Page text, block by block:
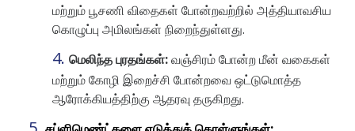
மற்றும் பூசணி விதைகள் போன்றவற்றில் அத்தியாவசிய
கொழுப்பு அமிலங்கள் நிறைந்துள்ளது.
மெலிந்த புரதங்கள்:வஞ்சிரம் போன்ற மீன் வகைகள்
மற்றும் கோழி இறைச்சி போன்றவை ஒட்டுமொத்த
ஆரோக்கியத்திற்கு ஆதரவு தருகிறது.